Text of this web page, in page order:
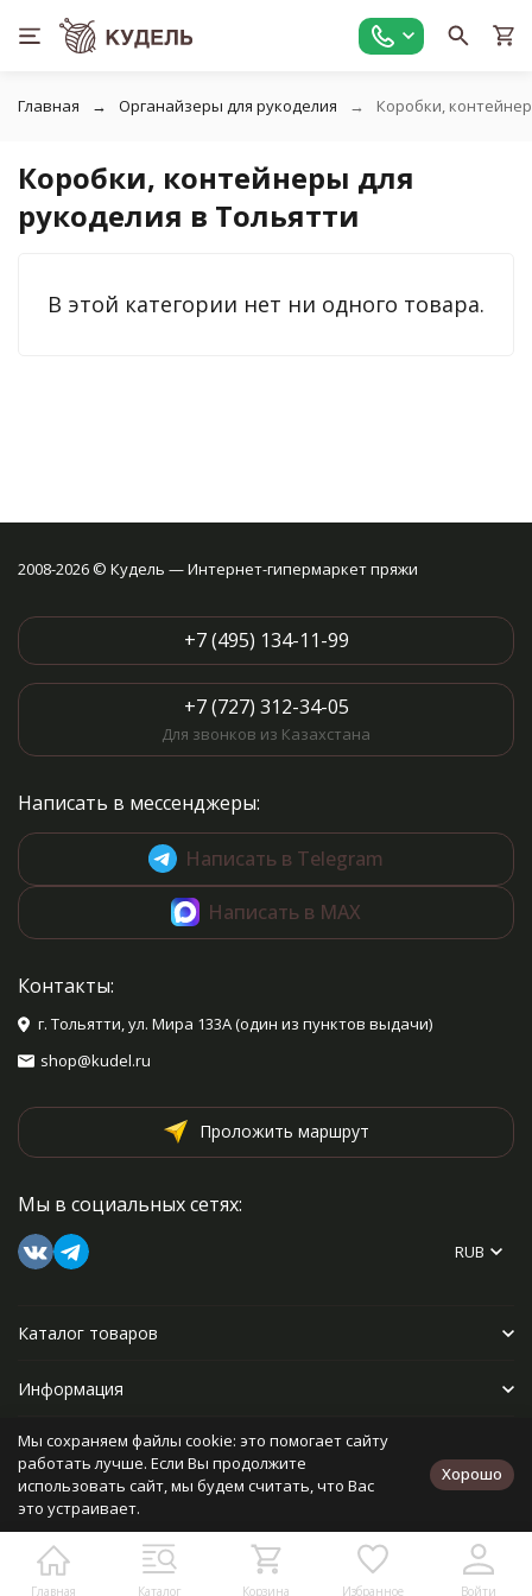
Главная Органайзеры для рукоделия Коробки,
Коробки, контейнеры для
рукоделия в Тольятти
В этой категории нет ни одного товара.
Главная Каталог Корзина Избранное Войти
2008-2026 © Кудель — Интернет-гипермаркет пряжи
+7 (495) 134-11-99
+7 (727) 312-34-05
Для звонков из Казахстана
Написать в мессенджеры:
Написать в Telegram
Написать в MAX
Контакты:
г. Тольятти, ул. Мира 133А (один из пунктов выдачи)
shop@kudel.ru
Проложить маршрут
Мы в социальных сетях:
RUB
Каталог товаров
Информация
Прочее
Политика персональных данных
Разработано в
bodysite.ru
Мы сохраняем файлы cookie: это помогает сайту
работать лучше. Если Вы продолжите
использовать сайт, мы будем считать, что Вас
это устраивает.
Хорошо